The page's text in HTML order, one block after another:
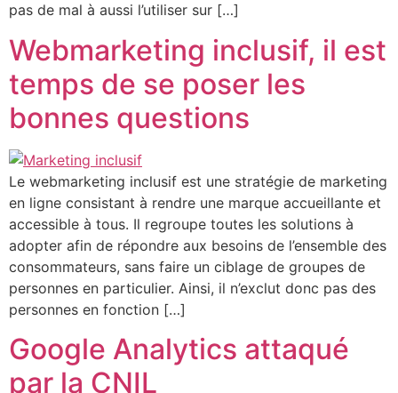
pas de mal à aussi l’utiliser sur […]
Webmarketing inclusif, il est
temps de se poser les
bonnes questions
Le webmarketing inclusif est une stratégie de marketing
en ligne consistant à rendre une marque accueillante et
accessible à tous. Il regroupe toutes les solutions à
adopter afin de répondre aux besoins de l’ensemble des
consommateurs, sans faire un ciblage de groupes de
personnes en particulier. Ainsi, il n’exclut donc pas des
personnes en fonction […]
Google Analytics attaqué
par la CNIL